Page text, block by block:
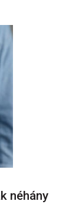
néhány